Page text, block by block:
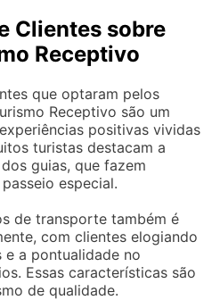
Clientes sobre
Receptivo
que optaram pelos
Receptivo são um
positivas vividas
turistas destacam a
guias, que fazem
especial.
de transporte também é
com clientes elogiando
a pontualidade no
Essas características são
de qualidade.